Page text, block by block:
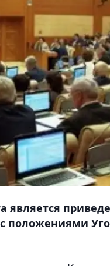
является
с положениями